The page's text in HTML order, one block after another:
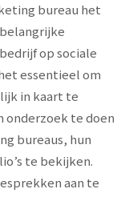
bureau het
op sociale
essentieel om
in kaart te
onderzoek te doen
bureaus, hun
te bekijken.
aan te